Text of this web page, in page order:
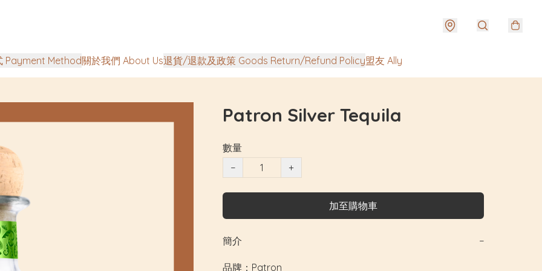
Payment Method關於我們 About Us退貨/退款及政策 Goods Return/Refund Policy盟友 Ally
Patron Silver Tequila
數量
−
+
加至購物車
簡介 −
品牌：Patron